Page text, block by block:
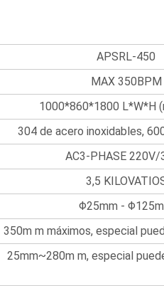
APSRL-450
MAX 350BPM
1000*860*1800 L*W*H
304 de acero inoxidables,
AC3-PHASE 220V/
3,5
Φ25mm -
350m m máximos, especial
25mm~280m m, especial